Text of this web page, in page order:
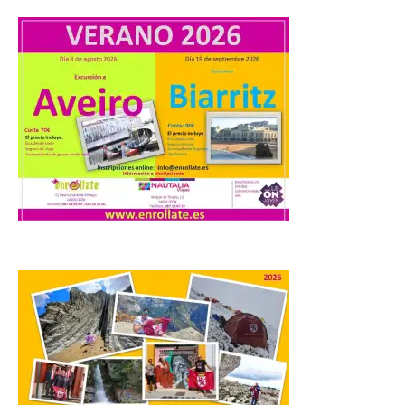
iniciativas relacionadas
con el trío de eclipses para
afianzar a Extremadura
como referente en
astroturismo
8 Ago 2026
Extremadura cuenta con
uno de los cielos
estrellados con menor
actividades de astroturismo durante todo
el año. La Dirección General de Turismo
ha puesto en marcha diversas iniciativas
relacionadas […]
Cabárceno prepara tres